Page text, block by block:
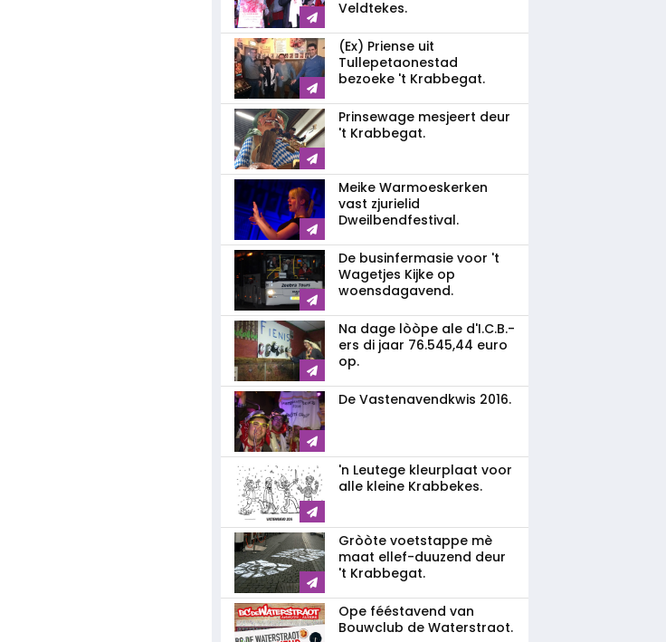
Veldtekes.
(Ex) Priense uit
Tullepetaonestad
bezoeke 't Krabbegat.
Prinsewage mesjeert deur
't Krabbegat.
Meike Warmoeskerken
vast zjurielid
Dweilbendfestival.
De businfermasie voor 't
Wagetjes Kijke op
woensdagavend.
Na dage lòòpe ale d'I.C.B.-
ers di jaar 76.545,44 euro
op.
De Vastenavendkwis 2016.
'n Leutege kleurplaat voor
alle kleine Krabbekes.
Gròòte voetstappe mè
maat ellef-duuzend deur
't Krabbegat.
Ope fééstavend van
Bouwclub de Waterstraot.